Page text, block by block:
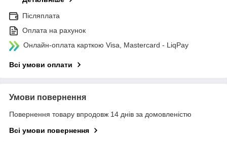
Післяплата
Оплата на рахунок
Онлайн-оплата карткою Visa, Mastercard - LiqPay
Всі умови оплати
Умови повернення
Повернення товару впродовж 14 днів за домовленістю
Всі умови повернення